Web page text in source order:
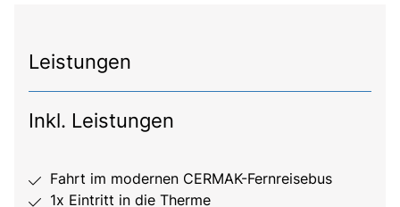
Leistungen
Inkl. Leistungen
Fahrt im modernen CERMAK-Fernreisebus
1x Eintritt in die Therme